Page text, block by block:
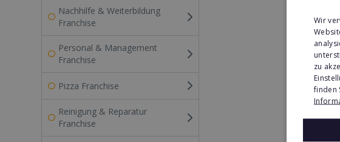
Nachhilfe & Weiterbildung
Franchise
Personal & Management
Franchise
Pizza Franchise
Reinigung & Reparatur
Franchise
Wir
zu
finden